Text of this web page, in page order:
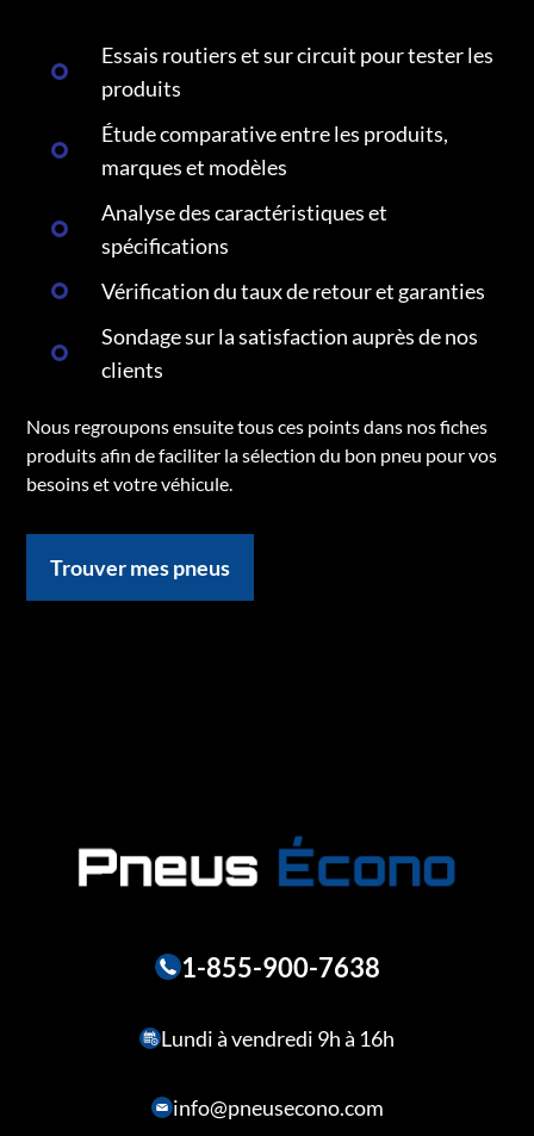
Essais routiers et sur circuit pour tester les
produits
Étude comparative entre les produits,
marques et modèles
Analyse des caractéristiques et
spécifications
Vérification du taux de retour et garanties
Sondage sur la satisfaction auprès de nos
clients
Nous regroupons ensuite tous ces points dans nos fiches
produits afin de faciliter la sélection du bon pneu pour vos
besoins et votre véhicule.
Trouver mes pneus
1-855-900-7638
Lundi à vendredi 9h à 16h
info@pneusecono.com